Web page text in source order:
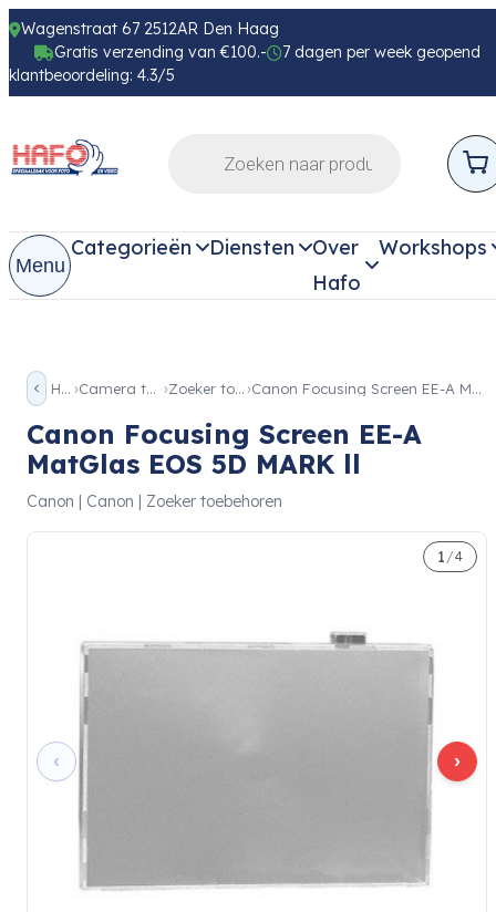
Wagenstraat 67 2512AR Den Haag
Gratis verzending van €100.-
7 dagen per week geopend
klantbeoordeling: 4.3/5
Menu
Categorieën Diensten
Over
Hafo
Workshops
Home Camera toebehoren Zoeker toebehoren Canon Focusing Screen EE-A MatGlas EOS 5D MARK ll
Canon Focusing Screen EE-A
MatGlas EOS 5D MARK ll
Canon | Canon | Zoeker toebehoren
‹ ›
1 /4